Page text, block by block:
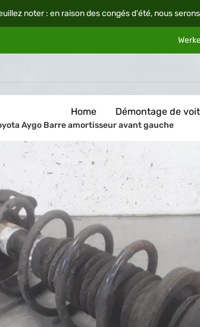
noter : en raison des congés d'été, nous
Home Démontage de
Aygo Barre amortisseur avant gauche